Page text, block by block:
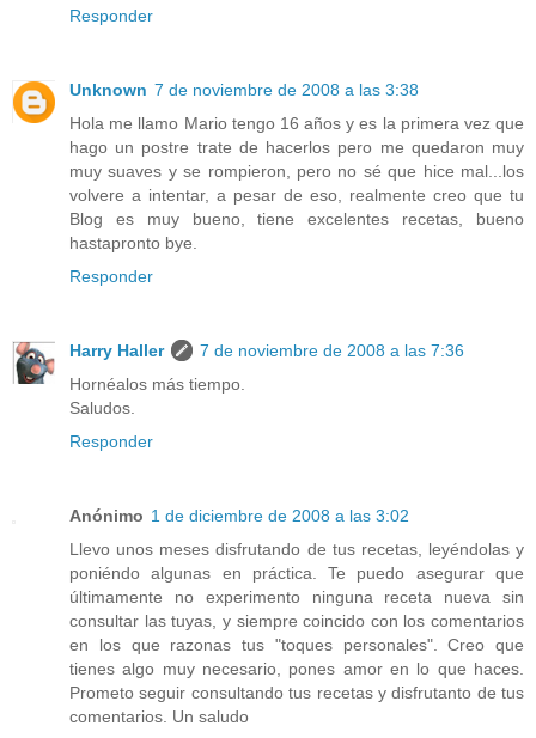
Responder
Unknown 7 de noviembre de 2008 a las 3:38
Hola me llamo Mario tengo 16 años y es la primera vez que
hago un postre trate de hacerlos pero me quedaron muy
muy suaves y se rompieron, pero no sé que hice mal...los
volvere a intentar, a pesar de eso, realmente creo que tu
Blog es muy bueno, tiene excelentes recetas, bueno
hastapronto bye.
Responder
Harry Haller
7 de noviembre de 2008 a las 7:36
Hornéalos más tiempo.
Saludos.
Responder
Anónimo 1 de diciembre de 2008 a las 3:02
Llevo unos meses disfrutando de tus recetas, leyéndolas y
poniéndo algunas en práctica. Te puedo asegurar que
últimamente no experimento ninguna receta nueva sin
consultar las tuyas, y siempre coincido con los comentarios
en los que razonas tus "toques personales". Creo que
tienes algo muy necesario, pones amor en lo que haces.
Prometo seguir consultando tus recetas y disfrutanto de tus
comentarios. Un saludo